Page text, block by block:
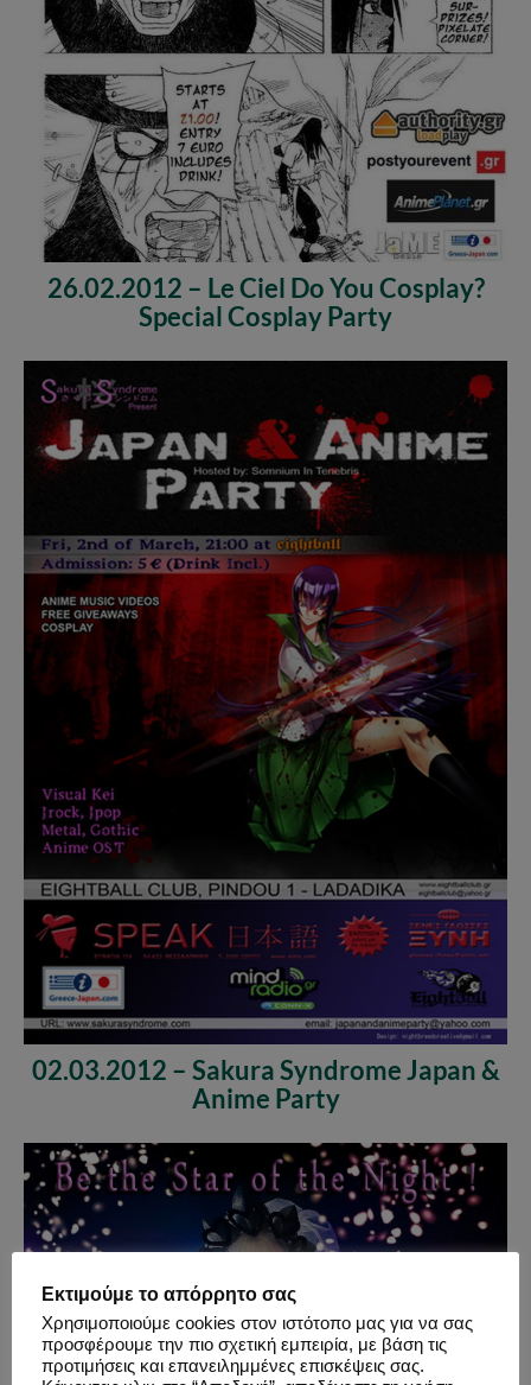
26.02.2012 – Le Ciel Do You Cosplay?
Special Cosplay Party
02.03.2012 – Sakura Syndrome Japan &
Anime Party
Εκτιμούμε το απόρρητο σας
Χρησιμοποιούμε cookies στον ιστότοπο μας για να σας
προσφέρουμε την πιο σχετική εμπειρία, με βάση τις
προτιμήσεις και επανειλημμένες επισκέψεις σας.